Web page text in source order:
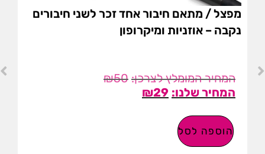
מפצל / מתאם חיבור אחד זכר לשני חיבורים
נקבה – אוזניות ומיקרופון
₪50
₪29
הוספה לסל